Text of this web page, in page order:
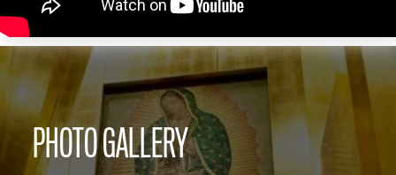
PHOTO GALLERY